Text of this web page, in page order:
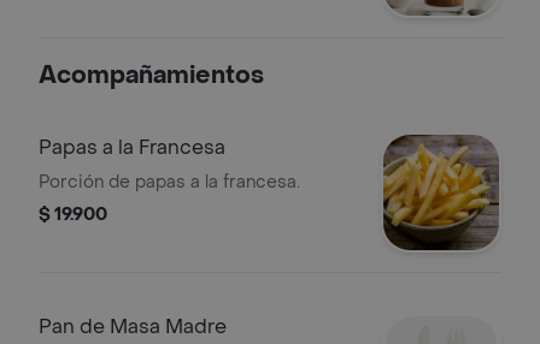
Acompañamientos
Papas a la Francesa
Porción de papas a la francesa.
$ 19.900
Pan de Masa Madre